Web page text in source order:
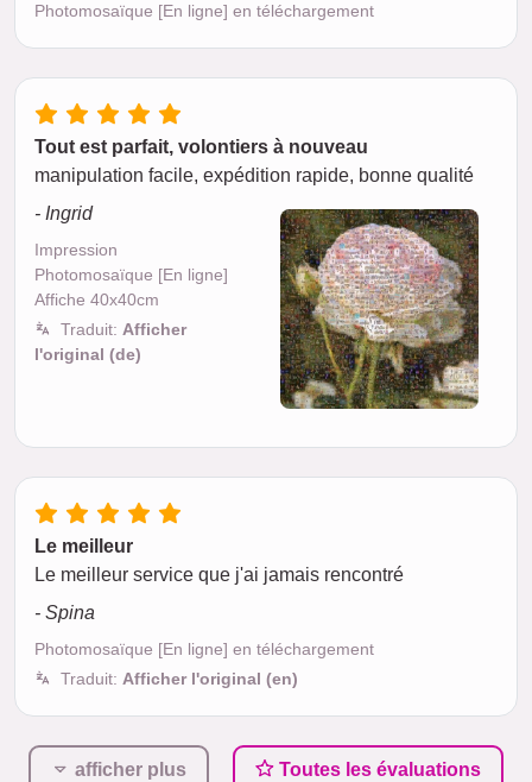
Photomosaïque [En ligne] en téléchargement
Tout est parfait, volontiers à nouveau
manipulation facile, expédition rapide, bonne qualité
- Ingrid
Impression
Photomosaïque [En ligne]
Affiche 40x40cm
Traduit: Afficher
l'original (de)
Le meilleur
Le meilleur service que j'ai jamais rencontré
- Spina
Photomosaïque [En ligne] en téléchargement
Traduit: Afficher l'original (en)
afficher plus Toutes les évaluations